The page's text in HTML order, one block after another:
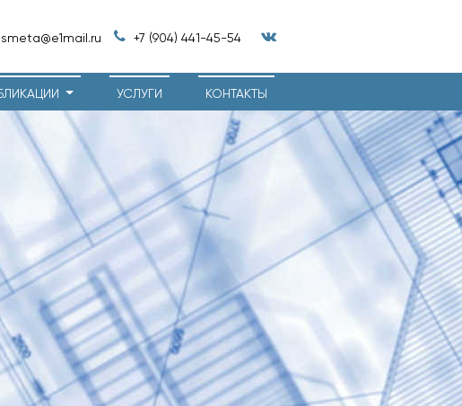
+7 (904) 441-45-54
УСЛУГИ КОНТАКТЫ